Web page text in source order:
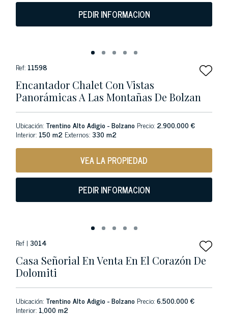
PEDIR INFORMACION
Ref: 11598
Encantador Chalet Con Vistas
Panorámicas A Las Montañas De Bolzan
Ubicación: Trentino Alto Adigio - Bolzano Precio: 2.900.000 €
Interior: 150 m2 Externos:330 m2
VEA LA PROPIEDAD
PEDIR INFORMACION
Ref | 3014
Casa Señorial En Venta En El Corazón De
Dolomiti
Ubicación: Trentino Alto Adigio - Bolzano Precio:6.500.000 €
Interior: 1,000 m2